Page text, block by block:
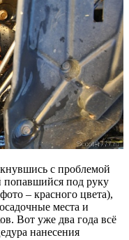
с проблемой
попавшийся под руку
– красного цвета),
места и
Вот уже два года всё
нанесения